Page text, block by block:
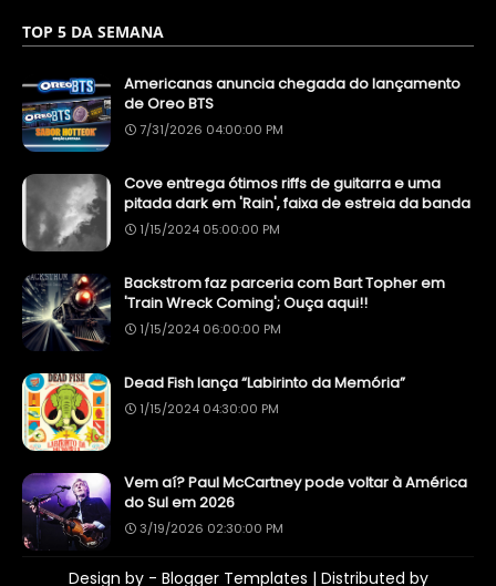
TOP 5 DA SEMANA
Americanas anuncia chegada do lançamento
de Oreo BTS
7/31/2026 04:00:00 PM
Cove entrega ótimos riffs de guitarra e uma
pitada dark em 'Rain', faixa de estreia da banda
1/15/2024 05:00:00 PM
Backstrom faz parceria com Bart Topher em
'Train Wreck Coming'; Ouça aqui!!
1/15/2024 06:00:00 PM
Dead Fish lança “Labirinto da Memória”
1/15/2024 04:30:00 PM
Vem aí? Paul McCartney pode voltar à América
do Sul em 2026
3/19/2026 02:30:00 PM
Design by - Blogger Templates | Distributed by